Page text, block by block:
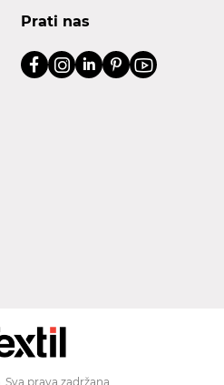
Prati nas
Sva prava zadržana